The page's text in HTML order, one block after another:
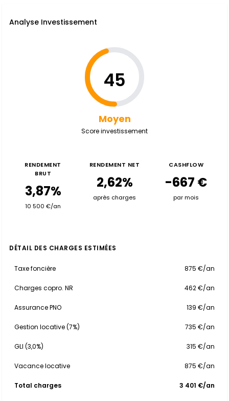
Analyse Investissement
45
Moyen
Score investissement
RENDEMENT
BRUT
3,87%
10 500 €/an
RENDEMENT NET
2,62%
après charges
CASHFLOW
-667 €
par mois
DÉTAIL DES CHARGES ESTIMÉES
Taxe foncière 875 €/an
Charges copro. NR 462 €/an
Assurance PNO 139 €/an
Gestion locative (7%) 735 €/an
GLI (3,0%) 315 €/an
Vacance locative 875 €/an
Total charges 3 401 €/an